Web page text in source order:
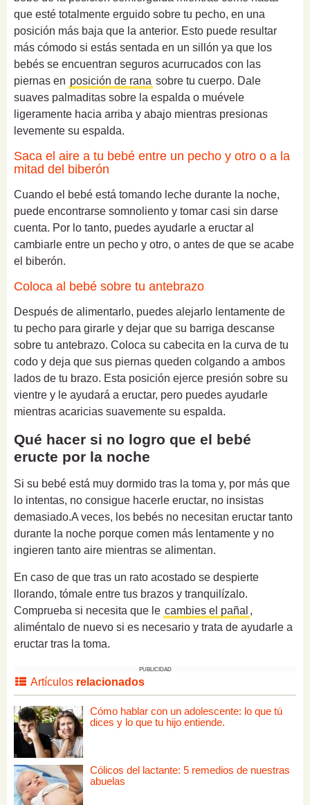
que esté totalmente erguido sobre tu pecho, en una
posición más baja que la anterior. Esto puede resultar
más cómodo si estás sentada en un sillón ya que los
bebés se encuentran seguros acurrucados con las
piernas en posición de rana sobre tu cuerpo. Dale
suaves palmaditas sobre la espalda o muévele
ligeramente hacia arriba y abajo mientras presionas
levemente su espalda.
Saca el aire a tu bebé entre un pecho y otro o a la
mitad del biberón
Cuando el bebé está tomando leche durante la noche,
puede encontrarse somnoliento y tomar casi sin darse
cuenta. Por lo tanto, puedes ayudarle a eructar al
cambiarle entre un pecho y otro, o antes de que se acabe
el biberón.
Coloca al bebé sobre tu antebrazo
Después de alimentarlo, puedes alejarlo lentamente de
tu pecho para girarle y dejar que su barriga descanse
sobre tu antebrazo. Coloca su cabecita en la curva de tu
codo y deja que sus piernas queden colgando a ambos
lados de tu brazo. Esta posición ejerce presión sobre su
vientre y le ayudará a eructar, pero puedes ayudarle
mientras acaricias suavemente su espalda.
Qué hacer si no logro que el bebé
eructe por la noche
Si su bebé está muy dormido tras la toma y, por más que
lo intentas, no consigue hacerle eructar, no insistas
demasiado.A veces, los bebés no necesitan eructar tanto
durante la noche porque comen más lentamente y no
ingieren tanto aire mientras se alimentan.
En caso de que tras un rato acostado se despierte
llorando, tómale entre tus brazos y tranquilízalo.
Comprueba si necesita que le cambies el pañal ,
aliméntalo de nuevo si es necesario y trata de ayudarle a
eructar tras la toma.
PUBLICIDAD
Artículos relacionados
Cómo hablar con un adolescente: lo que tú
dices y lo que tu hijo entiende.
Cólicos del lactante: 5 remedios de nuestras
abuelas